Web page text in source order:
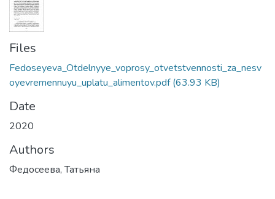
Files
Fedoseyeva_Otdelnyye_voprosy_otvetstvennosti_za_nesv
oyevremennuyu_uplatu_alimentov.pdf(63.93 KB)
Date
2020
Authors
Федосеева, Татьяна